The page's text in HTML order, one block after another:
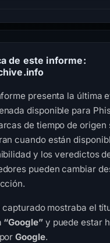
de este informe:
presenta la última
disponible para
de tiempo de origen
cuando están
y los veredictos
pueden cambiar
capturado mostraba el
“Google”y puede estar
Google.